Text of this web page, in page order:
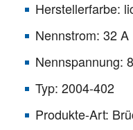
Herstellerfarbe:
Nennstrom: 32 A
Nennspannung:
Typ: 2004-402
Produkte-Art: